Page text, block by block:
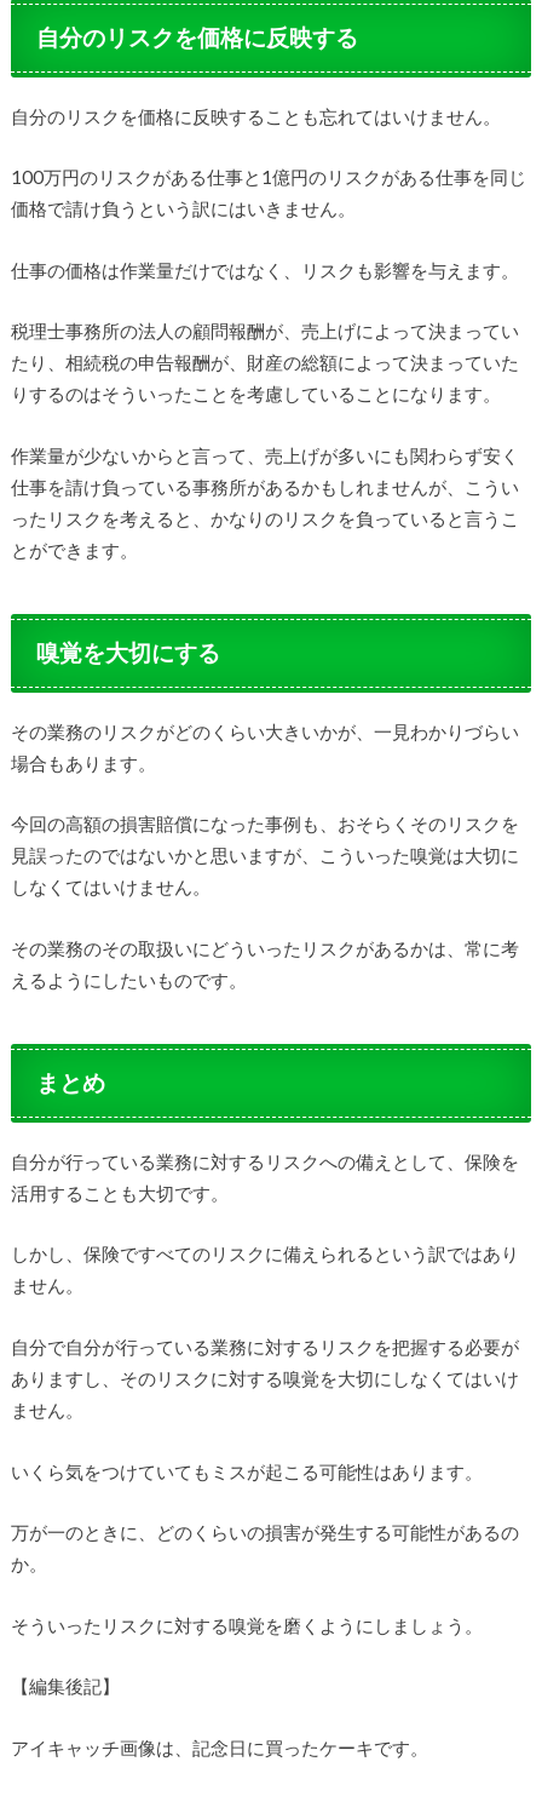
自分のリスクを価格に反映する
自分のリスクを価格に反映することも忘れてはいけません。
100万円のリスクがある仕事と1億円のリスクがある仕事を同じ
価格で請け負うという訳にはいきません。
仕事の価格は作業量だけではなく、リスクも影響を与えます。
税理士事務所の法人の顧問報酬が、売上げによって決まってい
たり、相続税の申告報酬が、財産の総額によって決まっていた
りするのはそういったことを考慮していることになります。
作業量が少ないからと言って、売上げが多いにも関わらず安く
仕事を請け負っている事務所があるかもしれませんが、こうい
ったリスクを考えると、かなりのリスクを負っていると言うこ
とができます。
嗅覚を大切にする
その業務のリスクがどのくらい大きいかが、一見わかりづらい
場合もあります。
今回の高額の損害賠償になった事例も、おそらくそのリスクを
見誤ったのではないかと思いますが、こういった嗅覚は大切に
しなくてはいけません。
その業務のその取扱いにどういったリスクがあるかは、常に考
えるようにしたいものです。
まとめ
自分が行っている業務に対するリスクへの備えとして、保険を
活用することも大切です。
しかし、保険ですべてのリスクに備えられるという訳ではあり
ません。
自分で自分が行っている業務に対するリスクを把握する必要が
ありますし、そのリスクに対する嗅覚を大切にしなくてはいけ
ません。
いくら気をつけていてもミスが起こる可能性はあります。
万が一のときに、どのくらいの損害が発生する可能性があるの
か。
そういったリスクに対する嗅覚を磨くようにしましょう。
【編集後記】
アイキャッチ画像は、記念日に買ったケーキです。